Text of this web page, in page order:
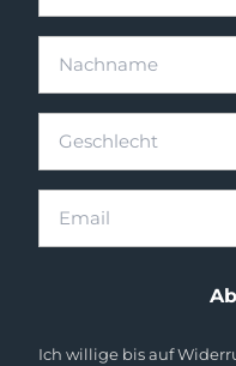
Geschlecht
Ich willige bis auf